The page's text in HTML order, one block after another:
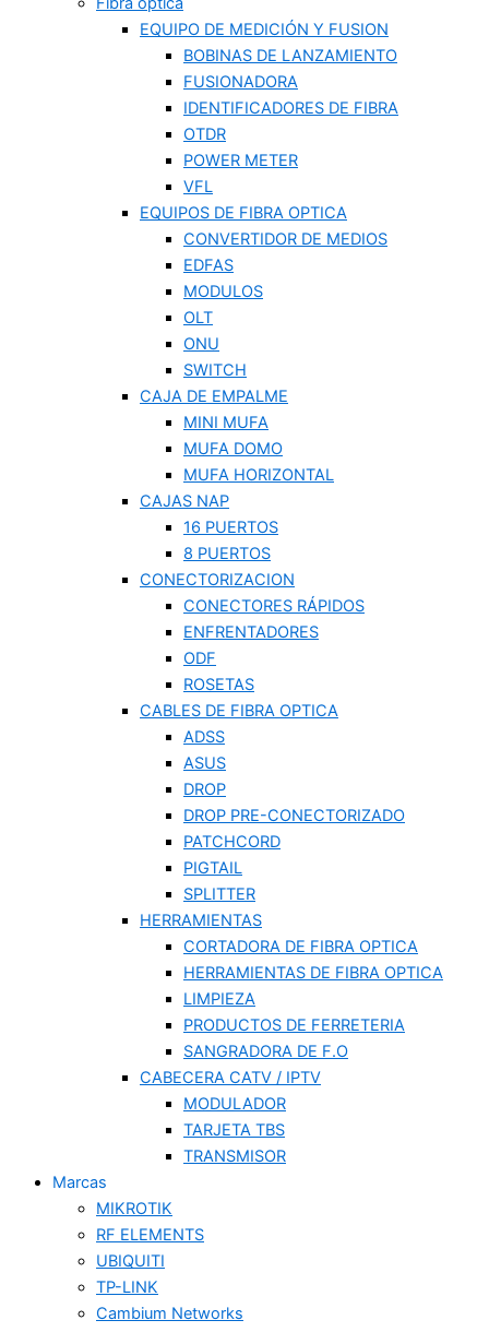
EQUIPO DE MEDICIÓN Y FUSION
BOBINAS DE LANZAMIENTO
FUSIONADORA
IDENTIFICADORES DE FIBRA
OTDR
POWER METER
VFL
EQUIPOS DE FIBRA OPTICA
CONVERTIDOR DE MEDIOS
EDFAS
MODULOS
OLT
ONU
SWITCH
CAJA DE EMPALME
MINI MUFA
MUFA DOMO
MUFA HORIZONTAL
CAJAS NAP
16 PUERTOS
8 PUERTOS
CONECTORIZACION
CONECTORES RÁPIDOS
ENFRENTADORES
ODF
ROSETAS
CABLES DE FIBRA OPTICA
ADSS
ASUS
DROP
DROP PRE-CONECTORIZADO
PATCHCORD
PIGTAIL
SPLITTER
HERRAMIENTAS
CORTADORA DE FIBRA OPTICA
HERRAMIENTAS DE FIBRA OPTICA
LIMPIEZA
PRODUCTOS DE FERRETERIA
SANGRADORA DE F.O
CABECERA CATV / IPTV
MODULADOR
TARJETA TBS
TRANSMISOR
Marcas
MIKROTIK
RF ELEMENTS
UBIQUITI
TP-LINK
Cambium Networks